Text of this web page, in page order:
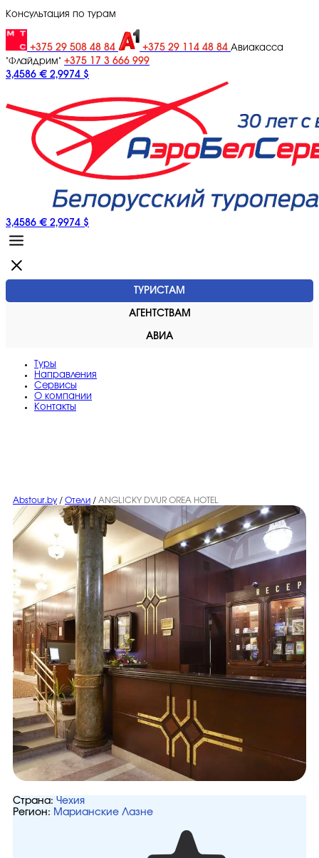
Консультация по турам
+375 29 508 48 84 +375 29 114 48 84 Авиакасса
"Флайдрим" +375 17 3 666 999
3,4586 € 2,9974 $
3,4586 € 2,9974 $
ТУРИСТАМ
АГЕНТСТВАМ
АВИА
Туры
Направления
Сервисы
O компании
Контакты
Abstour.by / Отели / ANGLICKY DVUR OREA HOTEL
Страна: Чехия
Регион: Марианские Лазне